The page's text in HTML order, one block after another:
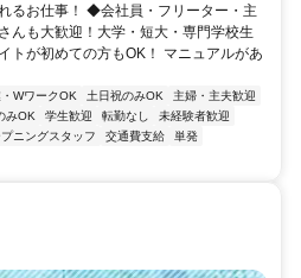
るお仕事！ ◆会社員・フリーター・主
んも大歓迎！大学・短大・専門学校生
トが初めての方もOK！ マニュアルがあ
WワークOK 土日祝のみOK
主婦・主夫歓迎
みOK 学生歓迎 転勤なし
未経験者歓迎
ニングスタッフ 交通費支給
単発